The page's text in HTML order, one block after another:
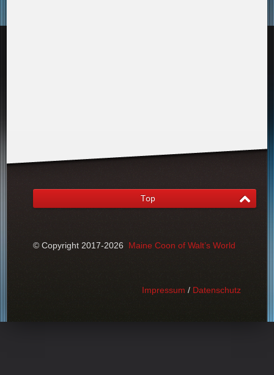
Top
© Copyright 2017-2026 Maine Coon of Walt’s World
Impressum / Datenschutz